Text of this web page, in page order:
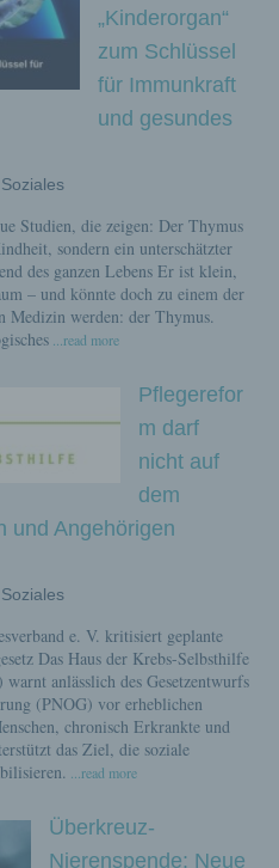
„Kinderorgan“
zum Schlüssel
für Immunkraft
und gesundes
Studien, die zeigen: Der Thymus
sondern ein unterschätzter
des ganzen Lebens Er ist klein,
– und könnte doch zu einem der
Medizin werden: der Thymus.
...read more
Pflegerefor
m darf
nicht auf
dem
und Angehörigen
e. V. kritisiert geplante
Das Haus der Krebs-Selbsthilfe
anlässlich des Gesetzentwurfs
(PNOG) vor erheblichen
chronisch Erkrankte und
das Ziel, die soziale
...read more
Überkreuz-
Nierenspende: Neue